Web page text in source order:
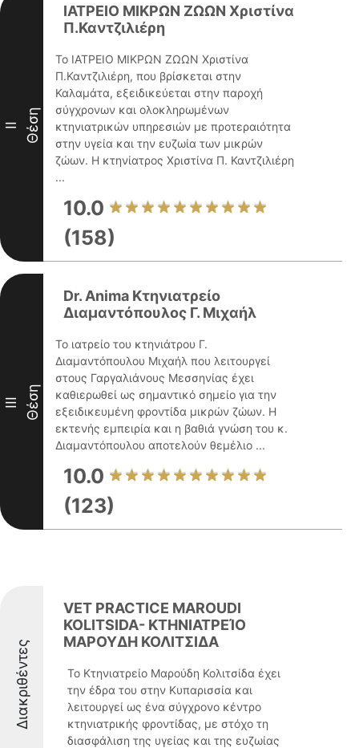
II Θέση
ΙΑΤΡΕΙΟ ΜΙΚΡΩΝ ΖΩΩΝ Χριστίνα
Π.Καντζιλιέρη
Το ΙΑΤΡΕΙΟ ΜΙΚΡΩΝ ΖΩΩΝ Χριστίνα
Π.Καντζιλιέρη, που βρίσκεται στην
Καλαμάτα, εξειδικεύεται στην παροχή
σύγχρονων και ολοκληρωμένων
κτηνιατρικών υπηρεσιών με προτεραιότητα
στην υγεία και την ευζωία των μικρών
ζώων. Η κτηνίατρος Χριστίνα Π. Καντζιλιέρη
...
10.0
(158)
III Θέση
Dr. Anima Κτηνιατρείο
Διαμαντόπουλος Γ. Μιχαήλ
Το ιατρείο του κτηνιάτρου Γ.
Διαμαντόπουλου Μιχαήλ που λειτουργεί
στους Γαργαλιάνους Μεσσηνίας έχει
καθιερωθεί ως σημαντικό σημείο για την
εξειδικευμένη φροντίδα μικρών ζώων. Η
εκτενής εμπειρία και η βαθιά γνώση του κ.
Διαμαντόπουλου αποτελούν θεμέλιο ...
10.0
(123)
Διακριθέντες
VET PRACTICE MAROUDI
KOLITSIDA- ΚΤΗΝΙΑΤΡΕΊΟ
ΜΑΡΟΥΔΗ ΚΟΛΙΤΣΙΔΑ
Το Κτηνιατρείο Μαρούδη Κολιτσίδα έχει
την έδρα του στην Κυπαρισσία και
λειτουργεί ως ένα σύγχρονο κέντρο
κτηνιατρικής φροντίδας, με στόχο τη
διασφάλιση της υγείας και της ευζωίας